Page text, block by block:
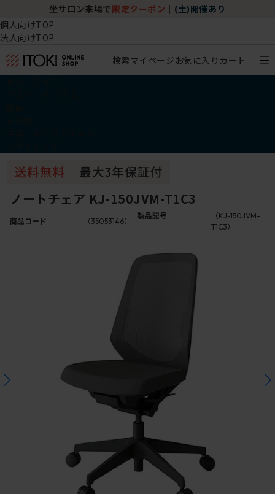
坐サロン来場で 限定クーポン (土)開催あり
個人向けTOP
法人向けTOP
検索マイページ お気に入り カート
ノートチェア KJ-150JVM-T1C3
商品コード （35053146）
製品記号
（KJ-150JVM-
T1C3）